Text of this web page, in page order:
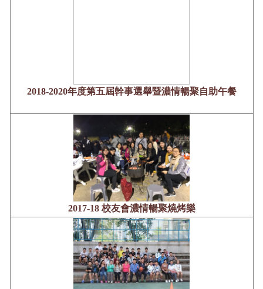
2018-2020年度第五屆幹事選舉暨濃情暢聚自助午餐
2017-18 校友會濃情暢聚燒烤樂